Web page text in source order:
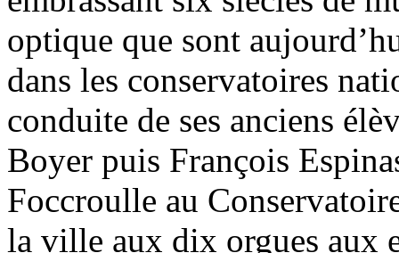
optique que sont
dans les conservatoires
conduite de ses anciens
Boyer puis François
Foccroulle au
la ville aux dix orgues aux